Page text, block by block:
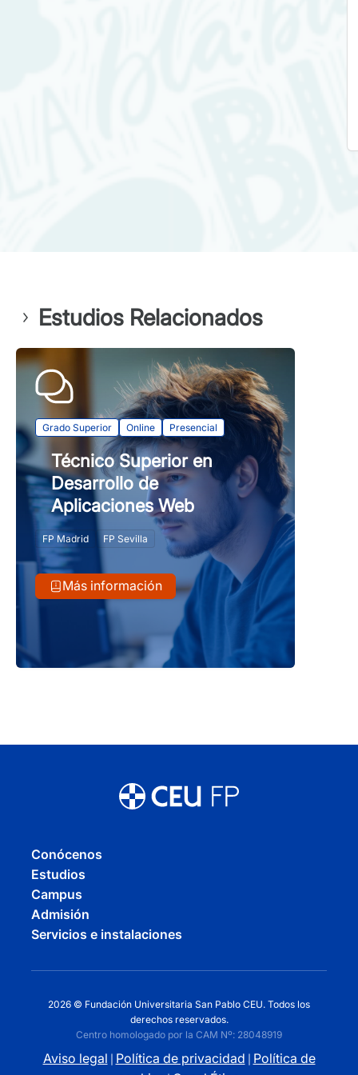
Estudios Relacionados
Grado Superior Online Presencial
Técnico Superior en
Desarrollo de
Aplicaciones Web
FP Madrid FP Sevilla
Más información
Conócenos
Estudios
Campus
Admisión
Servicios e instalaciones
2026 © Fundación Universitaria San Pablo CEU. Todos los
derechos reservados.
Centro homologado por la CAM Nº: 28048919
Aviso legal Política de privacidad Política de